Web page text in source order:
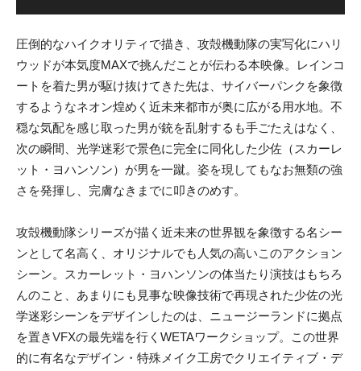
圧倒的なハイクオリティで描き、攻殻機動隊の実写化にハリ
ウッドが本気度MAXで挑んだことが伝わる本映像。レインコ
ートを着た男が駆け抜けてきた先は、サイバーパンクを象徴
するようなネオン煌めく近未来都市が奥に広がる用水地。不
穏な気配を感じ取った男が銃を乱射するも手ごたえはなく、
次の瞬間、光学迷彩で景色に完全に同化した少佐（スカーレ
ット・ヨハンソン）が男を一蹴。姿を現してもなお無類の強
さを発揮し、完膚なきまでに叩きのめす。
攻殻機動隊シリーズが描く近未来の世界観を象徴する名シー
ンとして名高く、オリジナルでも人気の高いこのアクション
シーン。スカーレット・ヨハンソンの体当たり演技はもちろ
んのこと、あまりにも見事な映像技術で再現された少佐の光
学迷彩シーンをデザインしたのは、ニュージーランドに拠点
を置きVFXの最先端を行くWETAワークショップ。この世界
的に有名なデザイン・特殊メイク工房でクリエイティブ・デ